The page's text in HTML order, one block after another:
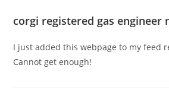
corgi registered gas engineer
I just added this webpage to my feed
Cannot get enough!